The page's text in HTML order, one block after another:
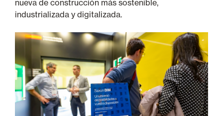
nueva de construcción más sostenible,
industrializada y digitalizada.